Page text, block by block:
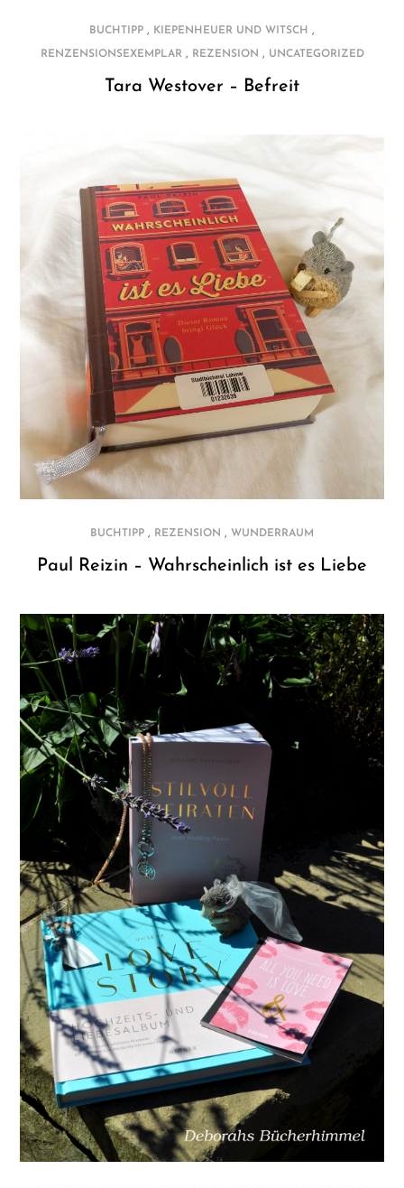
BUCHTIPP , KIEPENHEUER UND WITSCH ,
RENZENSIONSEXEMPLAR, REZENSION , UNCATEGORIZED
Tara Westover – Befreit
BUCHTIPP , REZENSION , WUNDERRAUM
Paul Reizin – Wahrscheinlich ist es Liebe